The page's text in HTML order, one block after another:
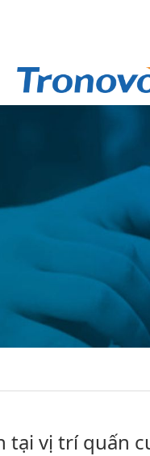
vị trí quấn